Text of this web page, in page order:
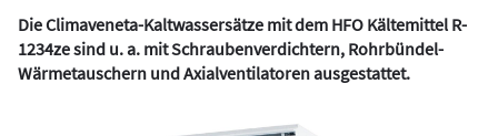
Die Climaveneta-Kaltwassersätze mit dem HFO Kältemittel R-
1234ze sind u. a. mit Schraubenverdichtern, Rohrbündel-
Wärmetauschern und Axialventilatoren ausgestattet.